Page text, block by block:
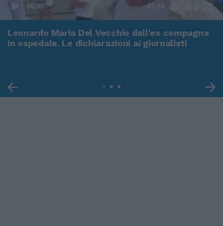
00:00 01:16
Leonardo Maria Del Vecchio dall'ex compagna
in ospedale. Le dichiarazioni ai giornalisti